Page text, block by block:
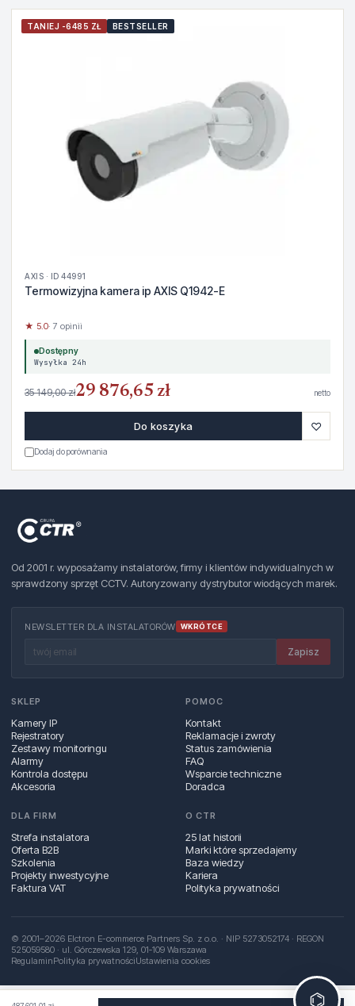
TANIEJ -6485 ZŁ BESTSELLER
AXIS · ID 44991
Termowizyjna kamera ip AXIS Q1942-E
★ 5.0· 7 opinii
Dostępny
Wysyłka 24h
35 149,00 zł29 876,65 zł netto
Do koszyka ♡
Dodaj do porównania
Od 2001 r. wyposażamy instalatorów, firmy i klientów indywidualnych w
sprawdzony sprzęt CCTV. Autoryzowany dystrybutor wiodących marek.
NEWSLETTER DLA INSTALATORÓW WKRÓTCE
Zapisz
SKLEP
Kamery IP
Rejestratory
Zestawy monitoringu
Alarmy
Kontrola dostępu
Akcesoria
POMOC
Kontakt
Reklamacje i zwroty
Status zamówienia
FAQ
Wsparcie techniczne
Doradca
DLA FIRM
Strefa instalatora
Oferta B2B
Szkolenia
Projekty inwestycyjne
Faktura VAT
O CTR
25 lat historii
Marki które sprzedajemy
Baza wiedzy
Kariera
Polityka prywatności
© 2001–2026 Elctron E-commerce Partners Sp. z o.o. · NIP 5273052174 · REGON
525059580 · ul. Górczewska 129, 01‑109 Warszawa
RegulaminPolityka prywatnościUstawienia cookies
⌬